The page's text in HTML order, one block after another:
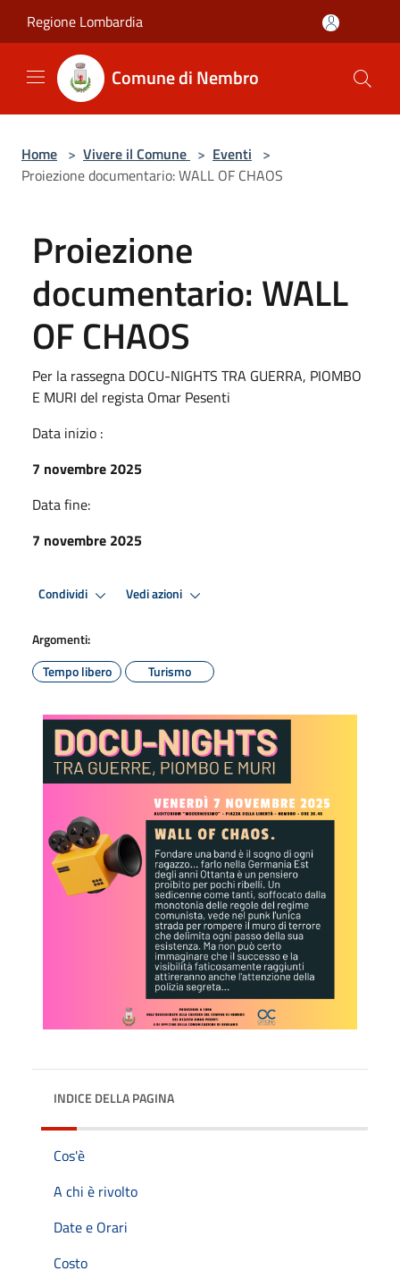
Regione Lombardia
Comune di Nembro
Home > Vivere il Comune > Eventi >
Proiezione documentario: WALL OF CHAOS
Proiezione
documentario: WALL
OF CHAOS
Per la rassegna DOCU-NIGHTS TRA GUERRA, PIOMBO
E MURI del regista Omar Pesenti
Data inizio :
7 novembre 2025
Data fine:
7 novembre 2025
Condividi Vedi azioni
Argomenti:
Tempo libero
Turismo
INDICE DELLA PAGINA
Cos'è
A chi è rivolto
Date e Orari
Costo